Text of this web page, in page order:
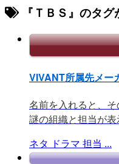
『ＴＢＳ』のタ
VIVANT所属先メー
名前を入れると、
謎の組織と担当が表
ネタ ドラマ 担当 ...